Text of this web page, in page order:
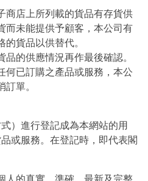
商店上所列載的貨品有存貨供
而未能提供予顧客，本公司有
貨品以供替代。
品的供應情況再作最後確認。
何已訂購之產品或服務，本公
單。
）進行登記成為本網站的用
或服務。在登記時，即代表閣
人的真實、準確、最新及完整